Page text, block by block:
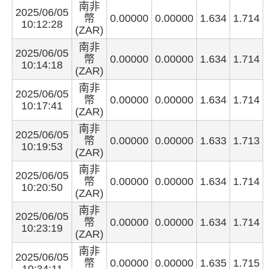
2025/06/05
10:12:28
南非
幣
(ZAR)
0.00000 0.00000 1.634 1.714
2025/06/05
10:14:18
南非
幣
(ZAR)
0.00000 0.00000 1.634 1.714
2025/06/05
10:17:41
南非
幣
(ZAR)
0.00000 0.00000 1.634 1.714
2025/06/05
10:19:53
南非
幣
(ZAR)
0.00000 0.00000 1.633 1.713
2025/06/05
10:20:50
南非
幣
(ZAR)
0.00000 0.00000 1.634 1.714
2025/06/05
10:23:19
南非
幣
(ZAR)
0.00000 0.00000 1.634 1.714
2025/06/05
南非
幣
0.00000 0.00000 1.635 1.715